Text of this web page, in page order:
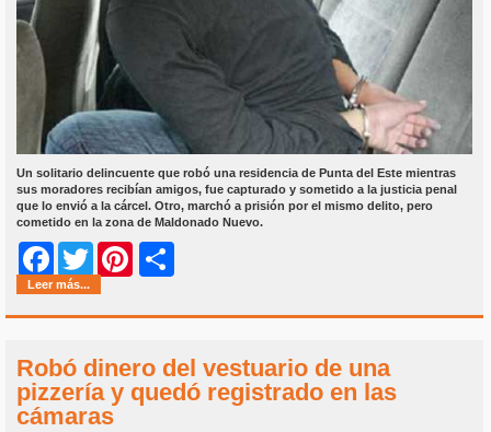
Un solitario delincuente que robó una residencia de Punta del Este mientras
sus moradores recibían amigos, fue capturado y sometido a la justicia penal
que lo envió a la cárcel. Otro, marchó a prisión por el mismo delito, pero
cometido en la zona de Maldonado Nuevo.
Facebook
Twitter Pinterest
Leer más...
Robó dinero del vestuario de una
pizzería y quedó registrado en las
cámaras